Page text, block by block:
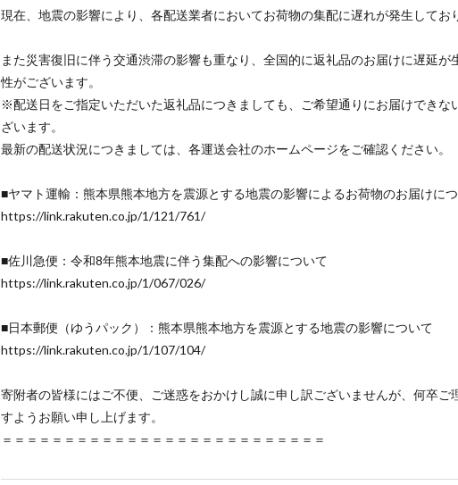
現在、地震の影響により、各配送業者においてお荷物の集配に遅れが発生してお
また災害復旧に伴う交通渋滞の影響も重なり、全国的に返礼品のお届けに遅延が
性がございます。
※配送日をご指定いただいた返礼品につきましても、ご希望通りにお届けできな
ざいます。
最新の配送状況につきましては、各運送会社のホームページをご確認ください。
■ヤマト運輸：熊本県熊本地方を震源とする地震の影響によるお荷物のお届けに
https://link.rakuten.co.jp/1/121/761/
■佐川急便：令和8年熊本地震に伴う集配への影響について
https://link.rakuten.co.jp/1/067/026/
■日本郵便（ゆうパック）：熊本県熊本地方を震源とする地震の影響について
https://link.rakuten.co.jp/1/107/104/
寄附者の皆様にはご不便、ご迷惑をおかけし誠に申し訳ございませんが、何卒ご
すようお願い申し上げます。
＝＝＝＝＝＝＝＝＝＝＝＝＝＝＝＝＝＝＝＝＝＝＝＝＝＝